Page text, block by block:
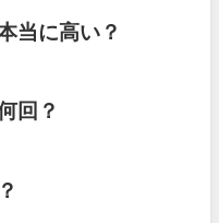
当に高い？
回？